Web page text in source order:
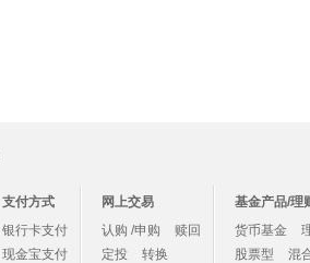
支付方式
银行卡支付
现金宝支付
网上交易
认购 /申购
赎回
定投
转换
基金产品/理
货币基金
股票型
混